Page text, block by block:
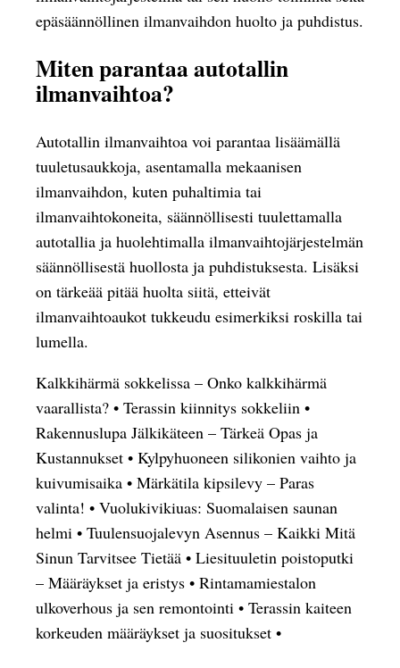
epäsäännöllinen ilmanvaihdon huolto ja puhdistus.
Miten parantaa autotallin
ilmanvaihtoa?
Autotallin ilmanvaihtoa voi parantaa lisäämällä
tuuletusaukkoja, asentamalla mekaanisen
ilmanvaihdon, kuten puhaltimia tai
ilmanvaihtokoneita, säännöllisesti tuulettamalla
autotallia ja huolehtimalla ilmanvaihtojärjestelmän
säännöllisestä huollosta ja puhdistuksesta. Lisäksi
on tärkeää pitää huolta siitä, etteivät
ilmanvaihtoaukot tukkeudu esimerkiksi roskilla tai
lumella.
Kalkkihärmä sokkelissa – Onko kalkkihärmä
vaarallista? • Terassin kiinnitys sokkeliin •
Rakennuslupa Jälkikäteen – Tärkeä Opas ja
Kustannukset • Kylpyhuoneen silikonien vaihto ja
kuivumisaika • Märkätila kipsilevy – Paras
valinta! • Vuolukivikiuas: Suomalaisen saunan
helmi • Tuulensuojalevyn Asennus – Kaikki Mitä
Sinun Tarvitsee Tietää • Liesituuletin poistoputki
– Määräykset ja eristys • Rintamamiestalon
ulkoverhous ja sen remontointi • Terassin kaiteen
korkeuden määräykset ja suositukset •